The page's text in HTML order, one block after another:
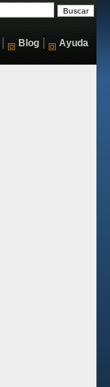
Blog Ayuda